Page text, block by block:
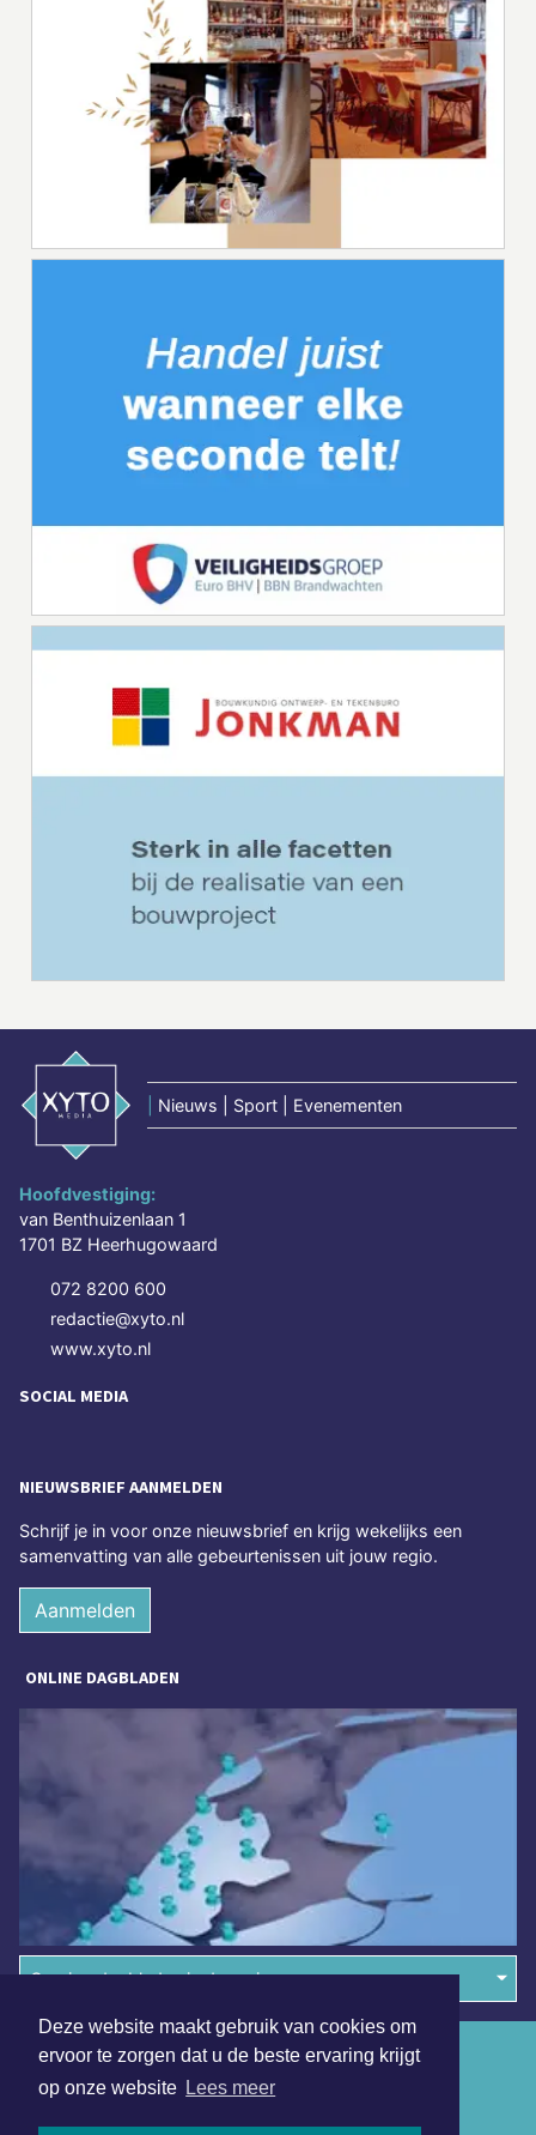
Deze website maakt gebruik van cookies om
ervoor te zorgen dat u de beste ervaring krijgt
op onze website Lees meer
Nieuws | Sport | Evenementen
Hoofdvestiging:
van Benthuizenlaan 1
1701 BZ Heerhugowaard
072 8200 600
redactie@xyto.nl
www.xyto.nl
SOCIAL MEDIA
NIEUWSBRIEF AANMELDEN
Schrijf je in voor onze nieuwsbrief en krijg wekelijks een
samenvatting van alle gebeurtenissen uit jouw regio.
Aanmelden
ONLINE DAGBLADEN
Overige dagbladen in de regio
Algemene voorwaarden
Disclaimer